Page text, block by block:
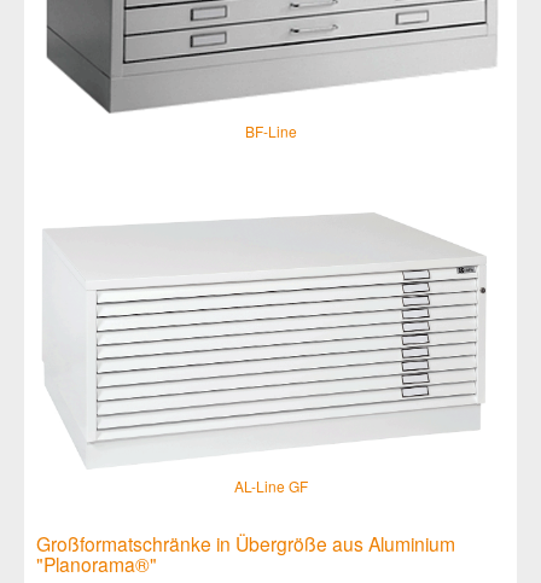
BF-Line
AL-Line GF
Großformatschränke in Übergröße aus Aluminium
"Planorama®"